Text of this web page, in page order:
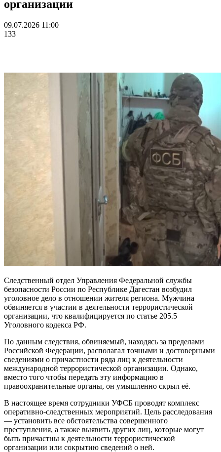
организации
09.07.2026 11:00
133
Следственный отдел Управления Федеральной службы
безопасности России по Республике Дагестан возбудил
уголовное дело в отношении жителя региона. Мужчина
обвиняется в участии в деятельности террористической
организации, что квалифицируется по статье 205.5
Уголовного кодекса РФ.
По данным следствия, обвиняемый, находясь за пределами
Российской Федерации, располагал точными и достоверными
сведениями о причастности ряда лиц к деятельности
международной террористической организации. Однако,
вместо того чтобы передать эту информацию в
правоохранительные органы, он умышленно скрыл её.
В настоящее время сотрудники УФСБ проводят комплекс
оперативно-следственных мероприятий. Цель расследования
— установить все обстоятельства совершенного
преступления, а также выявить других лиц, которые могут
быть причастны к деятельности террористической
организации или сокрытию сведений о ней.